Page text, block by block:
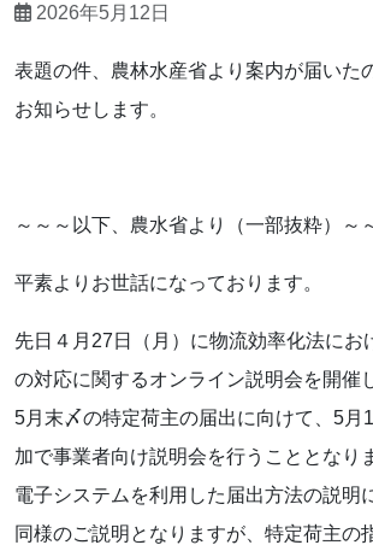
2026年5月12日
表題の件、農林水産省より案内が届いた
お知らせします。
～～～以下、農水省より（一部抜粋）～
平素よりお世話になっております。
先日４月27日（月）に物流効率化法にお
の対応に関するオンライン説明会を開催
5月末〆の特定荷主の届出に向けて、5月
加で事業者向け説明会を行うこととなり
電子システムを利用した届出方法の説明
同様のご説明となりますが、特定荷主の